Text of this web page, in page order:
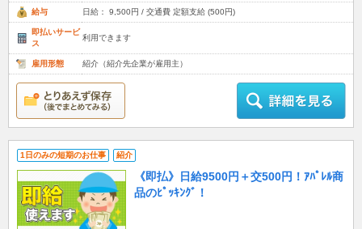
給与 日給： 9,500円 / 交通費 定額支給 (500円)
即払いサービ
ス
利用できます
雇用形態 紹介（紹介先企業が雇用主）
1日のみの短期のお仕事 紹介
《即払》日給9500円＋交500円！ｱﾊﾟﾚﾙ商
品のﾋﾟｯｷﾝｸﾞ！